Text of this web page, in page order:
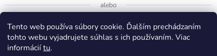
Tento web používa súbory cookie. Ďalším prechádzaním
tohto webu vyjadrujete súhlas s ich používaním. Viac
informáciítu.
alebo
Prihlásiť sa cez Google